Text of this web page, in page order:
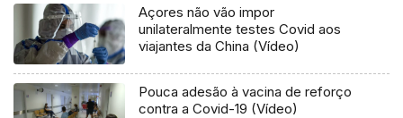
Açores não vão impor
unilateralmente testes Covid aos
viajantes da China (Vídeo)
Pouca adesão à vacina de reforço
contra a Covid-19 (Vídeo)